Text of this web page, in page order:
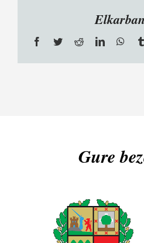
Facebook
TwitterRedditLinkedIn
Gure